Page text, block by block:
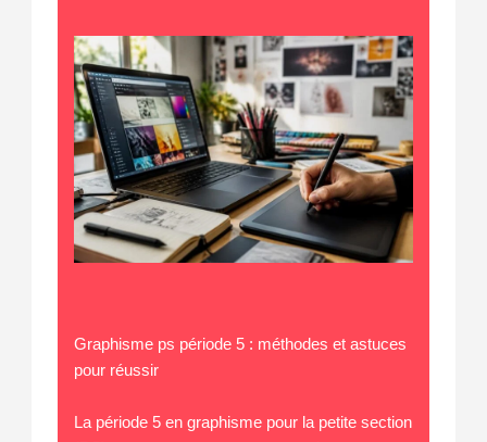
Graphisme ps période 5 : méthodes et astuces
pour réussir
La période 5 en graphisme pour la petite section